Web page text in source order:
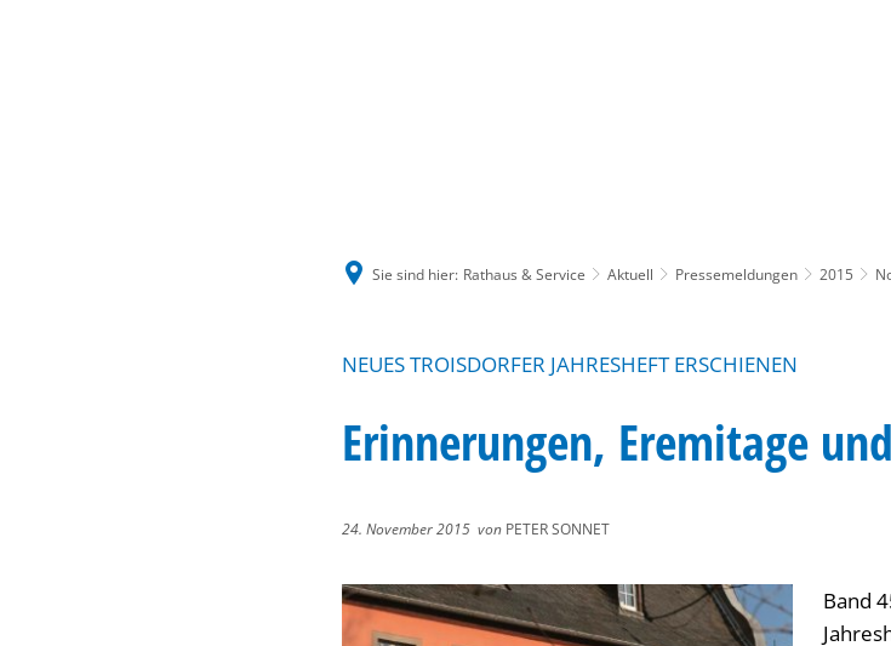
Sie sind hier: Rathaus & Service Aktuell Pressemeldungen 2015
NEUES TROISDORFER JAHRESHEFT ERSCHIENEN
Erinnerungen, Eremitage
24. November 2015 von PETER SONNET
Band